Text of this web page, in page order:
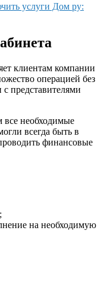
услуги Дом ру:
клиентам компании
операцией без
представителями
все необходимые
всегда быть в
финансовые
на необходимую